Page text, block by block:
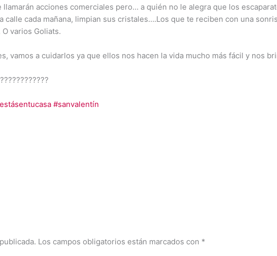
llamarán acciones comerciales pero… a quién no le alegra que los
calle cada mañana, limpian sus cristales….Los que te reciben con una
varios Goliats.
vamos a cuidarlos ya que ellos nos hacen la vida mucho más fácil y nos
????????????
estásentucasa #sanvalentín
Los campos obligatorios están marcados con *